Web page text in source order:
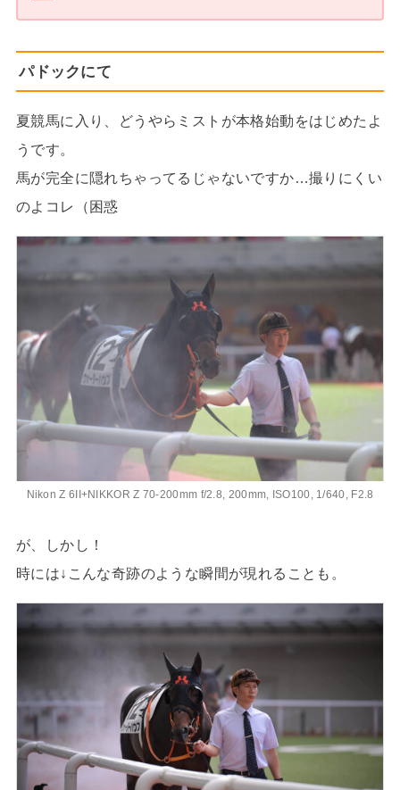
パドックにて
夏競馬に入り、どうやらミストが本格始動をはじめたよ
うです。
馬が完全に隠れちゃってるじゃないですか…撮りにくい
のよコレ（困惑
Nikon Z 6II+NIKKOR Z 70-200mm f/2.8, 200mm, ISO100, 1/640, F2.8
が、しかし！
時には↓こんな奇跡のような瞬間が現れることも。